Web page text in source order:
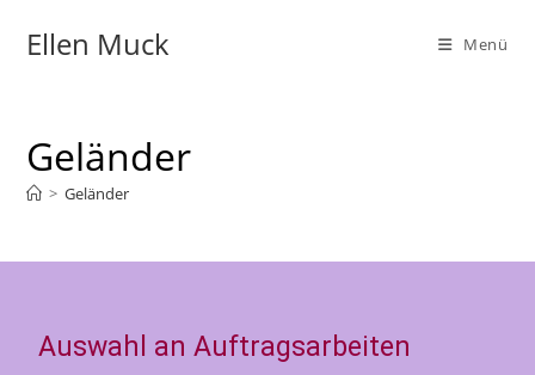
Ellen Muck Menü
Geländer
> Geländer
Auswahl an Auftragsarbeiten